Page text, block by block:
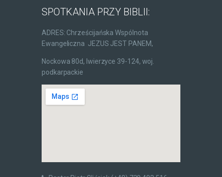
SPOTKANIA PRZY BIBLII:
ADRES: Chrześcijańska Wspólnota
Ewangeliczna JEZUS JEST PANEM,
Nockowa 80d, Iwierzyce 39-124, woj.
podkarpackie